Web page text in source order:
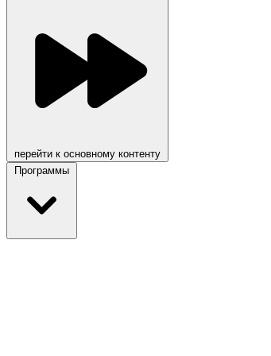
перейти к основному контенту
Программы